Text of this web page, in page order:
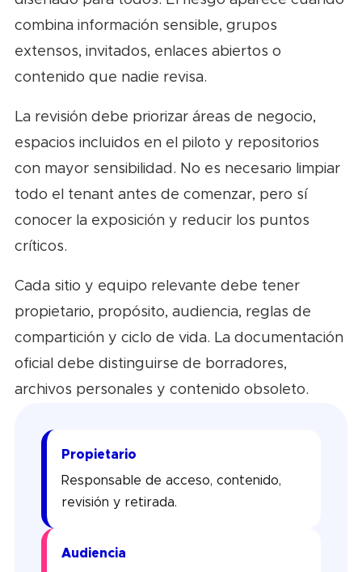
combina información sensible, grupos
extensos, invitados, enlaces abiertos o
contenido que nadie revisa.
La revisión debe priorizar áreas de negocio,
espacios incluidos en el piloto y repositorios
con mayor sensibilidad. No es necesario limpiar
todo el tenant antes de comenzar, pero sí
conocer la exposición y reducir los puntos
críticos.
Cada sitio y equipo relevante debe tener
propietario, propósito, audiencia, reglas de
compartición y ciclo de vida. La documentación
oficial debe distinguirse de borradores,
archivos personales y contenido obsoleto.
Propietario
Responsable de acceso, contenido,
revisión y retirada.
Audiencia